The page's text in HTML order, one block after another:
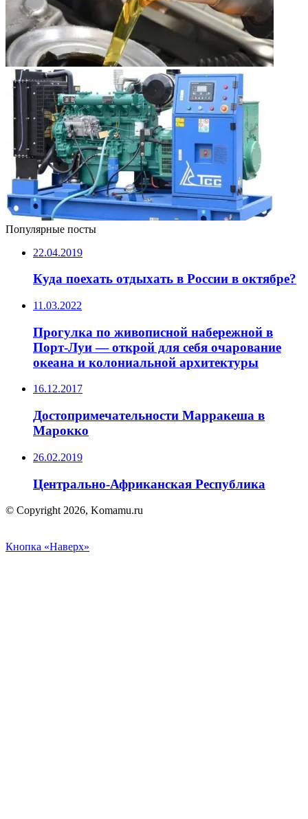
Популярные посты
22.04.2019
Куда поехать отдыхать в России в октябре?
11.03.2022
Прогулка по живописной набережной в
Порт-Луи — открой для себя очарование
океана и колониальной архитектуры
16.12.2017
Достопримечательности Марракеша в
Марокко
26.02.2019
Центрально-Африканская Республика
© Copyright 2026, Komamu.ru
Кнопка «Наверх»